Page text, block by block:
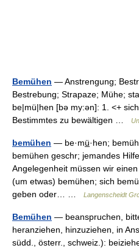
Bemühen — Anstrengung;
Bestrebung; Strapaze; Mühe;
be|mü|hen [bə my:ən]: 1. <+
Bestimmtes zu bewältigen …
bemühen — be·mü̲·hen;
bemühen geschr; jemandes
Angelegenheit müssen wir
(um etwas) bemühen; sich
geben oder… …
Langenscheidt
Bemühen — beanspruchen,
heranziehen, hinzuziehen, in
südd., österr., schweiz.):